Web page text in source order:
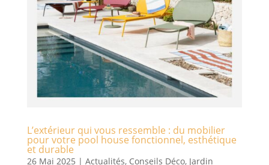
L’extérieur qui vous ressemble : du mobilier
pour votre pool house fonctionnel, esthétique
et durable
26 Mai 2025 | Actualités, Conseils Déco, Jardin